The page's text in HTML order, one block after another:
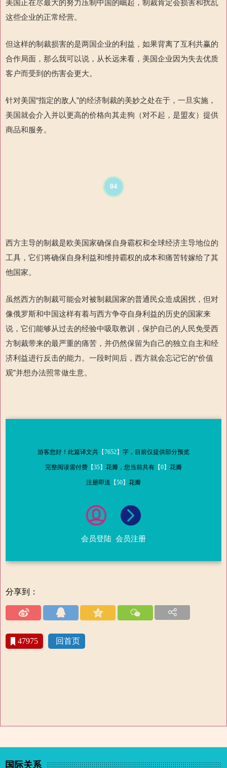
美国正在尽最大的努力压制中国的崛起， 制裁肯定会损害和扰乱
这些企业的正常经营。
但这样的制裁损害的是两国企业的利益，如果背离了互利共赢的
合作局面，那么我可以说，从长远来看，美国企业因为失去优质
客户而受到的伤害会更大。
针对美国“指定的敌人”的经济制裁的美妙之处在于，一旦实施，
美国就会介入并以更高的价格向其走狗（对不起，是盟友）提供
商品和服务。
04
西方主导的制裁是欧美国家确保自身霸权和全球经济主导地位的
工具，它们将确保自身利益和维持霸权的成本和痛苦转嫁给了其
他国家。
虽然西方的制裁可能会对被制裁国家的普通民众造成困扰，但对
像俄罗斯和中国这样有着与西方争夺自身利益的历史的国家来
说，它们能够从过去的经验中吸取教训，保护自己的人民免受西
方制裁带来的最严重的痛苦，并仍然保留为自己的独立自主和经
济利益进行反击的能力。一段时间后 ，西方就会忘记它的“价值
观”并想办法照常做生意。
游客您好！此篇译文共 【7652】 字，目前仅提供部分预览
完整阅读需付费 【35】 花瓣，您当前共有 【0】 花瓣
注册即送 【50】 花瓣
会员登陆 会员注册
分享到：
47975 回首页
国际关系